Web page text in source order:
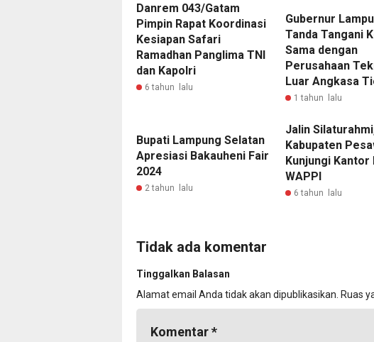
Danrem 043/Gatam
Pimpin Rapat Koordinasi
Kesiapan Safari
Ramadhan Panglima TNI
dan Kapolri
6 tahun lalu
Gubernur
Tanda Tangani
Sama dengan
Perusahaan
Luar Angkasa
1 tahun lalu
Bupati Lampung Selatan
Apresiasi Bakauheni Fair
2024
2 tahun lalu
Jalin
Kabupaten
Kunjungi Kantor
WAPPI
6 tahun lalu
Tidak ada komentar
Tinggalkan Balasan
Alamat email Anda tidak akan dipublikasikan. Ruas
Komentar*